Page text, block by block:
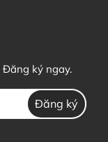
Đăng ký ngay.
Đăng ký